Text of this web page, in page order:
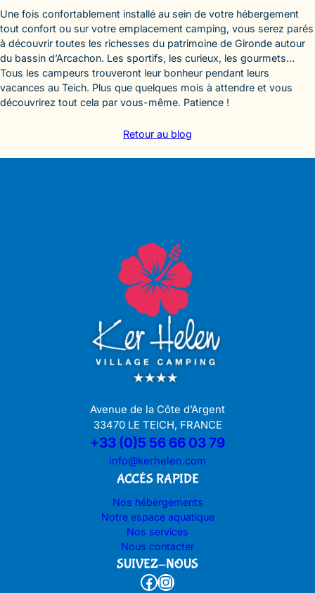
Une fois confortablement installé au sein de votre hébergement
tout confort ou sur votre emplacement camping, vous serez parés
à découvrir toutes les richesses du patrimoine de Gironde autour
du bassin d’Arcachon. Les sportifs, les curieux, les gourmets…
Tous les campeurs trouveront leur bonheur pendant leurs
vacances au Teich. Plus que quelques mois à attendre et vous
découvrirez tout cela par vous-même. Patience !
Retour au blog
Avenue de la Côte d’Argent
33470 LE TEICH, FRANCE
+33 (0)5 56 66 03 79
info@kerhelen.com
ACCÉS RAPIDE
Nos hébergements
Notre espace aquatique
Nos services
Nous contacter
SUIVEZ-NOUS
Facebook Instagram